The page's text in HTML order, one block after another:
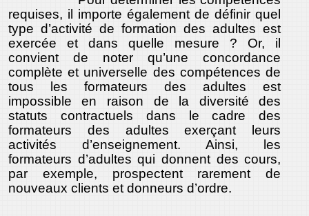
requises, il importe également de définir quel
type d’activité de formation des adultes est
exercée et dans quelle mesure ? Or, il
convient de noter qu’une concordance
complète et universelle des compétences de
tous les formateurs des adultes est
impossible en raison de la diversité des
statuts contractuels dans le cadre des
formateurs des adultes exerçant leurs
activités d’enseignement. Ainsi, les
formateurs d’adultes qui donnent des cours,
par exemple, prospectent rarement de
nouveaux clients et donneurs d’ordre.